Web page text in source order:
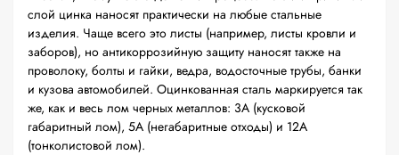
слой цинка наносят практически на любые стальные
изделия. Чаще всего это листы (например, листы кровли и
заборов), но антикоррозийную защиту наносят также на
проволоку, болты и гайки, ведра, водосточные трубы, банки
и кузова автомобилей. Оцинкованная сталь маркируется так
же, как и весь лом черных металлов: 3А (кусковой
габаритный лом), 5А (негабаритные отходы) и 12А
(тонколистовой лом).